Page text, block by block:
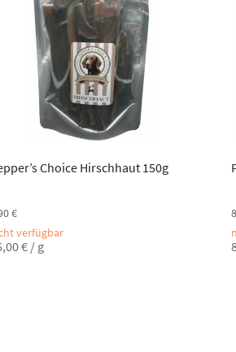
Choice Hirschhaut 150g
€
verfügbar
€/ g